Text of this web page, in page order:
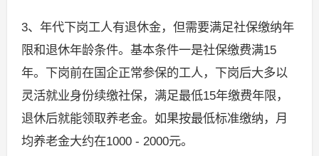
3、年代下岗工人有退休金，但需要满足社保缴纳年
限和退休年龄条件。基本条件一是社保缴费满15
年。下岗前在国企正常参保的工人，下岗后大多以
灵活就业身份续缴社保，满足最低15年缴费年限，
退休后就能领取养老金。如果按最低标准缴纳，月
均养老金大约在1000 - 2000元。